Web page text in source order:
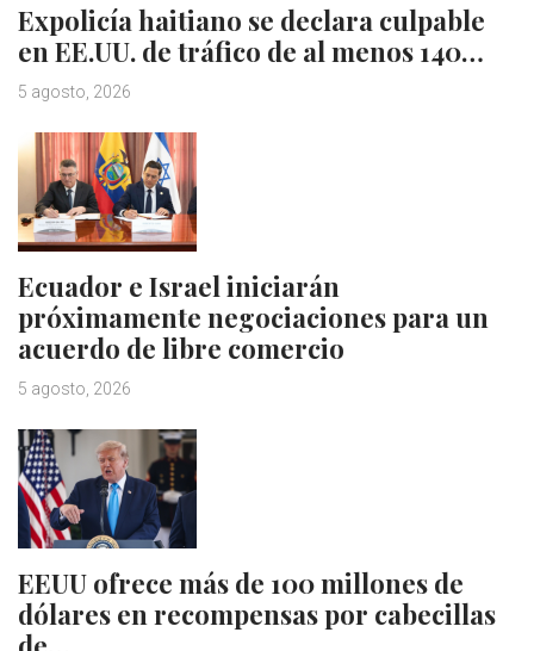
Expolicía haitiano se declara culpable
en EE.UU. de tráfico de al menos 140…
5 agosto, 2026
Ecuador e Israel iniciarán
próximamente negociaciones para un
acuerdo de libre comercio
5 agosto, 2026
EEUU ofrece más de 100 millones de
dólares en recompensas por cabecillas